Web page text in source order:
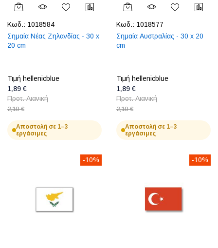
Κωδ.: 1018584
Σημαία Νέας Ζηλανδίας - 30 x
20 cm
Τιμή hellenicblue
1,89 €
Προτ. Λιανική
2,10 €
Αποστολή σε 1–3
εργάσιμες
Κωδ.: 1018577
Σημαία Αυστραλίας - 30 x 20
cm
Τιμή hellenicblue
1,89 €
Προτ. Λιανική
2,10 €
Αποστολή σε 1–3
εργάσιμες
-10% -10%